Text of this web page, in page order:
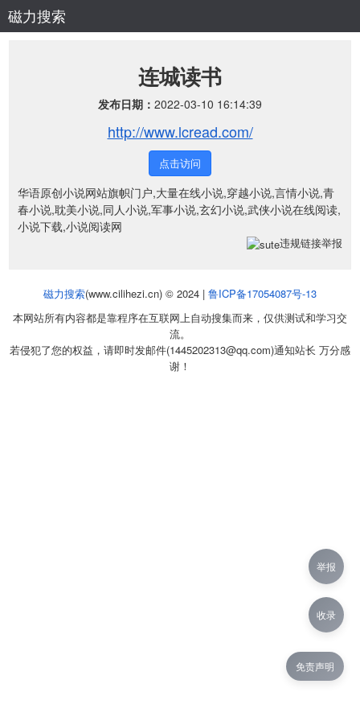
磁力搜索
连城读书
发布日期： 2022-03-10 16:14:39
http://www.lcread.com/
点击访问
华语原创小说网站旗帜门户,大量在线小说,穿越小说,言情小说,青
春小说,耽美小说,同人小说,军事小说,玄幻小说,武侠小说在线阅读,
小说下载,小说阅读网
违规链接举报
磁力搜索(www.cilihezi.cn) © 2024 | 鲁ICP备17054087号-13
本网站所有内容都是靠程序在互联网上自动搜集而来，仅供测试和学习交
流。
若侵犯了您的权益，请即时发邮件(1445202313@qq.com)通知站长 万分感
谢！
免责声明
举报
收录